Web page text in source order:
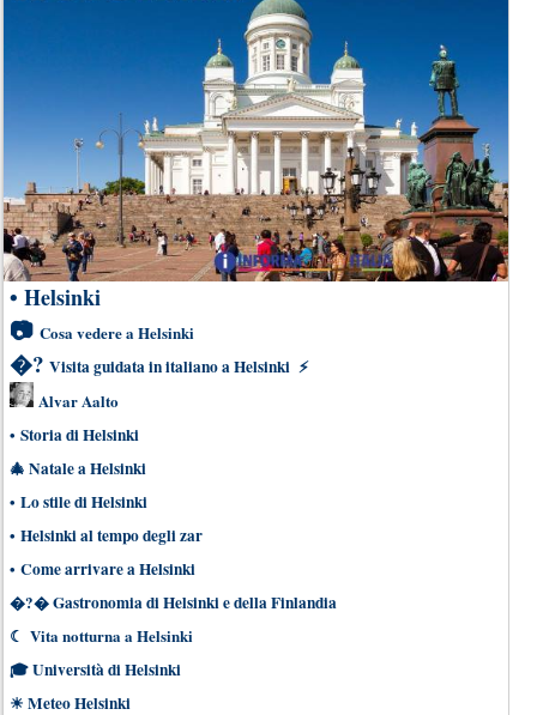
• Helsinki
📷 Cosa vedere a Helsinki
�? Visita guidata in italiano a Helsinki ⚡
Alvar Aalto
• Storia di Helsinki
🎄 Natale a Helsinki
• Lo stile di Helsinki
• Helsinki al tempo degli zar
• Come arrivare a Helsinki
�?�Gastronomia di Helsinki e della Finlandia
☾ Vita notturna a Helsinki
🎓Università di Helsinki
☀ Meteo Helsinki